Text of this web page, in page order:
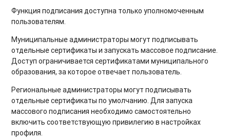
Функция подписания доступна только уполномоченным
пользователям.
Муниципальные администраторы могут подписывать
отдельные сертификаты и запускать массовое подписание.
Доступ ограничивается сертификатами муниципального
образования, за которое отвечает пользователь.
Региональные администраторы могут подписывать
отдельные сертификаты по умолчанию. Для запуска
массового подписания необходимо самостоятельно
включить соответствующую привилегию в настройках
профиля.